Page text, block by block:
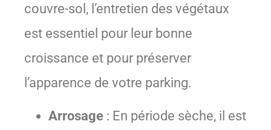
couvre-sol, l’entretien des végétaux
est essentiel pour leur bonne
croissance et pour préserver
l’apparence de votre parking.
Arrosage : En période sèche, il est